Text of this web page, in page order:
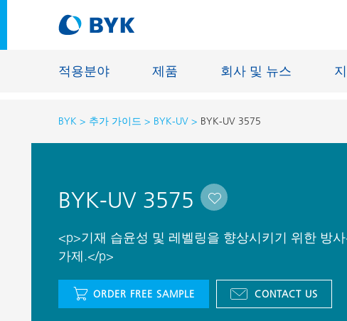
적용분야 제품 회사 및 뉴스
적용분야에 따른 제품 추천
접착제 및 실란트
건축용 도료
자동차 OEM 도료
자동차 보수용 도료
제관용 도료
섬유 사이징
주물 및 내화물
BYK 추가 가이드 BYK-UV BYK-UV 3575
BYK-UV 3575
<p>기재 습윤성 및 레벨링을 향상시키기 위한 방
가제.</p>
ORDER FREE SAMPLE CONTACT US